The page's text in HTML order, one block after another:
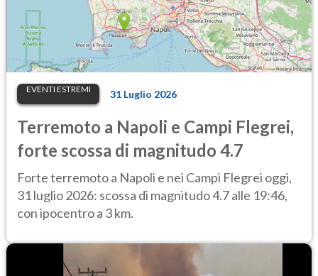
EVENTI ESTREMI 31 Luglio 2026
Terremoto a Napoli e Campi Flegrei,
forte scossa di magnitudo 4.7
Forte terremoto a Napoli e nei Campi Flegrei oggi,
31 luglio 2026: scossa di magnitudo 4.7 alle 19:46,
con ipocentro a 3 km.